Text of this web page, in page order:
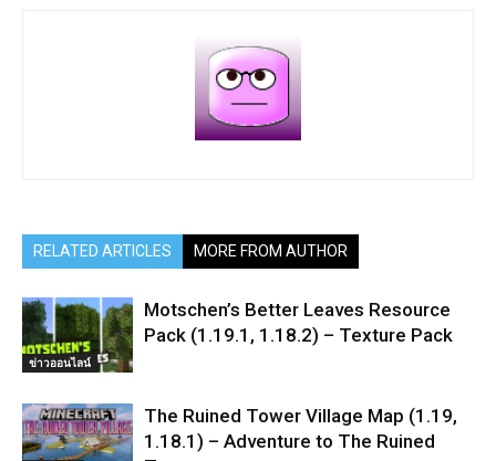
RELATED ARTICLES MORE FROM AUTHOR
ข่าวออนไลน์
Motschen’s Better Leaves Resource
Pack (1.19.1, 1.18.2) – Texture Pack
The Ruined Tower Village Map (1.19,
1.18.1) – Adventure to The Ruined